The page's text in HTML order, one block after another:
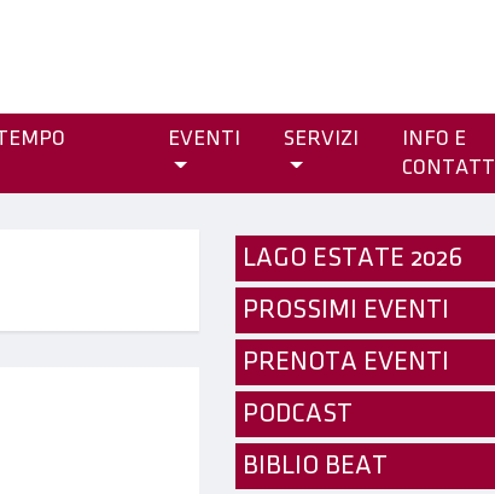
EVENTI SERVIZI
INFO E
CONTATTI
LAGO ESTATE 2026
PROSSIMI EVENTI
PRENOTA EVENTI
PODCAST
BIBLIO BEAT